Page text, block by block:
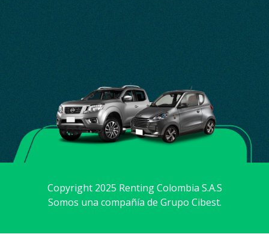
Copyright 2025 Renting Colombia S.A.S
Somos una compañía de Grupo Cibest.